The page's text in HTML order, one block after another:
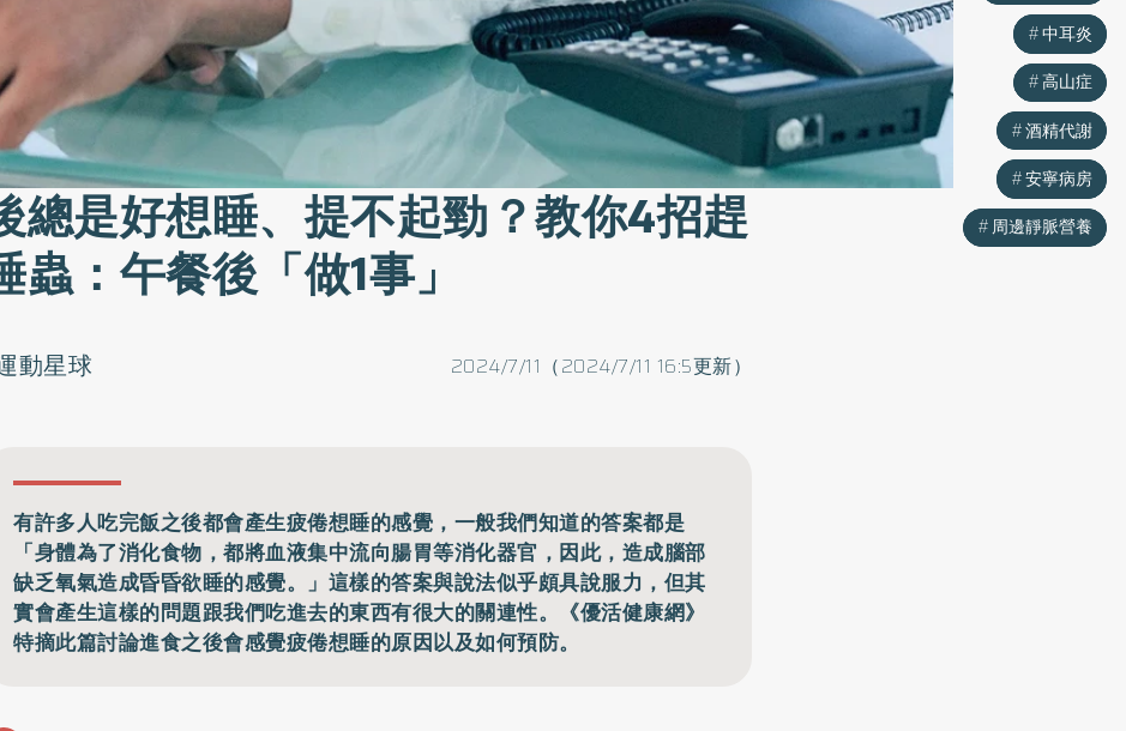
總是好想睡、提不起勁？教你4招趕
蟲：午餐後「做1事」
2024/7/11（2024/7/11 16:5更新）
動星球
有許多人吃完飯之後都會產生疲倦想睡的感覺，一般我們知道的答案都是
「身體為了消化食物，都將血液集中流向腸胃等消化器官，因此，造成腦部
缺乏氧氣造成昏昏欲睡的感覺。」這樣的答案與說法似乎頗具說服力，但其
實會產生這樣的問題跟我們吃進去的東西有很大的關連性。《優活健康網》
特摘此篇討論進食之後會感覺疲倦想睡的原因以及如何預防。
中耳炎
高山症
酒精代謝
安寧病房
周邊靜脈營養
中耳炎
高山症
酒精代謝
安寧病房
周邊靜脈營養